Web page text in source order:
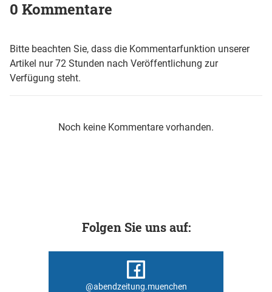
0 Kommentare
Bitte beachten Sie, dass die Kommentarfunktion unserer
Artikel nur 72 Stunden nach Veröffentlichung zur
Verfügung steht.
Noch keine Kommentare vorhanden.
Folgen Sie uns auf:
@abendzeitung.muenchen